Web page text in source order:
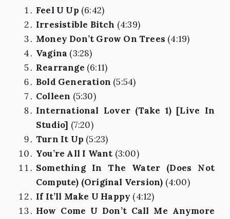
Feel U Up (6:42)
Irresistible Bitch (4:39)
Money Don’t Grow On Trees (4:19)
Vagina (3:28)
Rearrange (6:11)
Bold Generation (5:54)
Colleen (5:30)
International Lover (Take 1) [Live In
Studio] (7:20)
Turn It Up (5:23)
You’re All I Want (3:00)
Something In The Water (Does Not
Compute) (Original Version) (4:00)
If It’ll Make U Happy (4:12)
How Come U Don’t Call Me Anymore